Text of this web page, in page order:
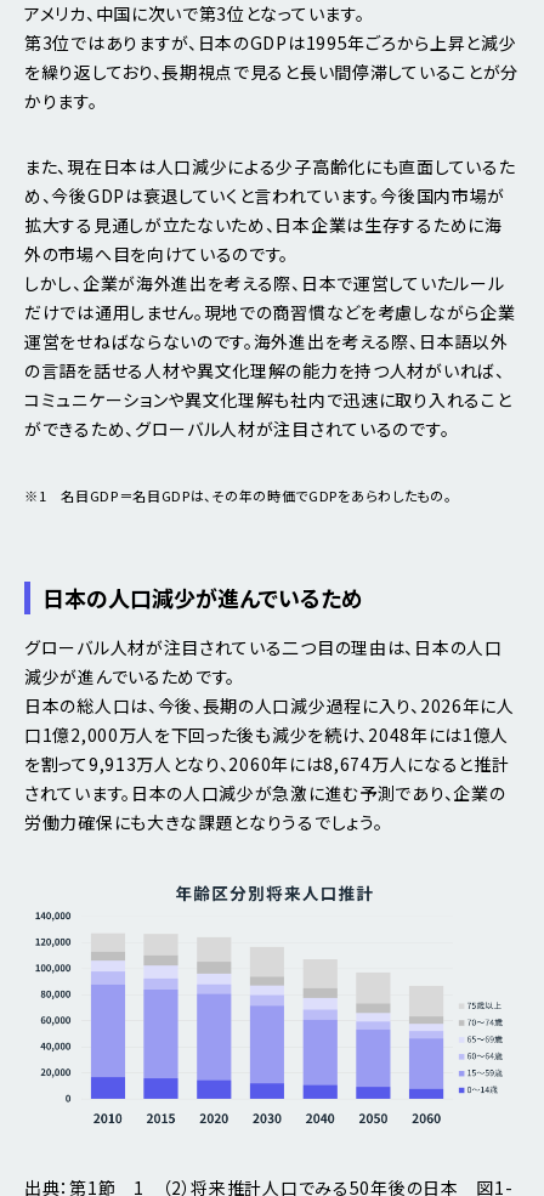
アメリカ、中国に次いで第3位となっています。
第3位ではありますが、日本のGDPは1995年ごろから上昇と減少
を繰り返しており、長期視点で見ると長い間停滞していることが分
かります。
また、現在日本は人口減少による少子高齢化にも直面しているた
め、今後GDPは衰退していくと言われています。今後国内市場が
拡大する見通しが立たないため、日本企業は生存するために海
外の市場へ目を向けているのです。
しかし、企業が海外進出を考える際、日本で運営していたルール
だけでは通用しません。現地での商習慣などを考慮しながら企業
運営をせねばならないのです。海外進出を考える際、日本語以外
の言語を話せる人材や異文化理解の能力を持つ人材がいれば、
コミュニケーションや異文化理解も社内で迅速に取り入れること
ができるため、グローバル人材が注目されているのです。
※1 名目GDP＝名目GDPは、その年の時価でGDPをあらわしたもの。
日本の人口減少が進んでいるため
グローバル人材が注目されている二つ目の理由は、日本の人口
減少が進んでいるためです。
日本の総人口は、今後、長期の人口減少過程に入り、2026年に人
口1億2,000万人を下回った後も減少を続け、2048年には1億人
を割って9,913万人となり、2060年には8,674万人になると推計
されています。日本の人口減少が急激に進む予測であり、企業の
労働力確保にも大きな課題となりうるでしょう。
出典：第1節 1 （2）将来推計人口でみる50年後の日本 図1-